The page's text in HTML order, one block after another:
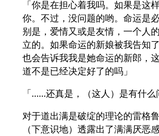
「你是在担心着我吗。如果是这
你。不过，没问题的哟。命运是
别是，爱情又或是友情，一个人
立的。如果命运的新娘被我告知
也会告诉我我是她命运的新郎，
道不是已经决定好了的吗」
「……还真是，（这人）是有什么
对于道出满是破绽的理论的雷格
（下意识地）透露出了满满厌恶